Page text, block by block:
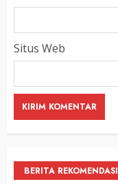
Situs Web
BERITA REKOMENDASI